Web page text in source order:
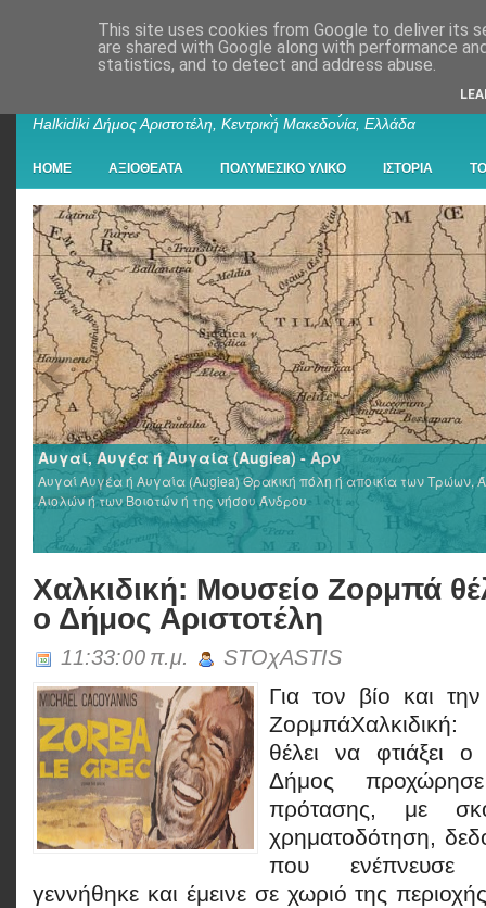
Παλαιοχώρι Χαλκιδικής
Halkidiki Δήμος Αριστοτέλη, Κεντρική Μακεδονία, Ελλάδα
HOME ΑΞΙΟΘΕΑΤΑ ΠΟΛΥΜΕΣΙΚΟ ΥΛΙΚΟ ΙΣΤΟΡΙΑ
Αυγαί, Αυγέα ή Αυγαία (Augiea) - Αρν
Αυγαί Αυγέα ή Αυγαία (Augiea) Θρακική πόλη ή αποικία των Τρώων,
Αιολών ή των Βοιοτών ή της νήσου Άνδρου
Χαλκιδική: Μουσείο Ζορμπά
ο Δήμος Αριστοτέλη
11:33:00 π.μ. STOχASTIS
Για τον βίο και
θέλει να φτιάξει
Δήμος
πρότασης, με
χρηματοδότηση,
που ενέπνευσε
γεννήθηκε και έμεινε σε χωριό της
This site uses cookies from Google to deliver its
are shared with Google along with performance
statistics, and to detect and address abuse.